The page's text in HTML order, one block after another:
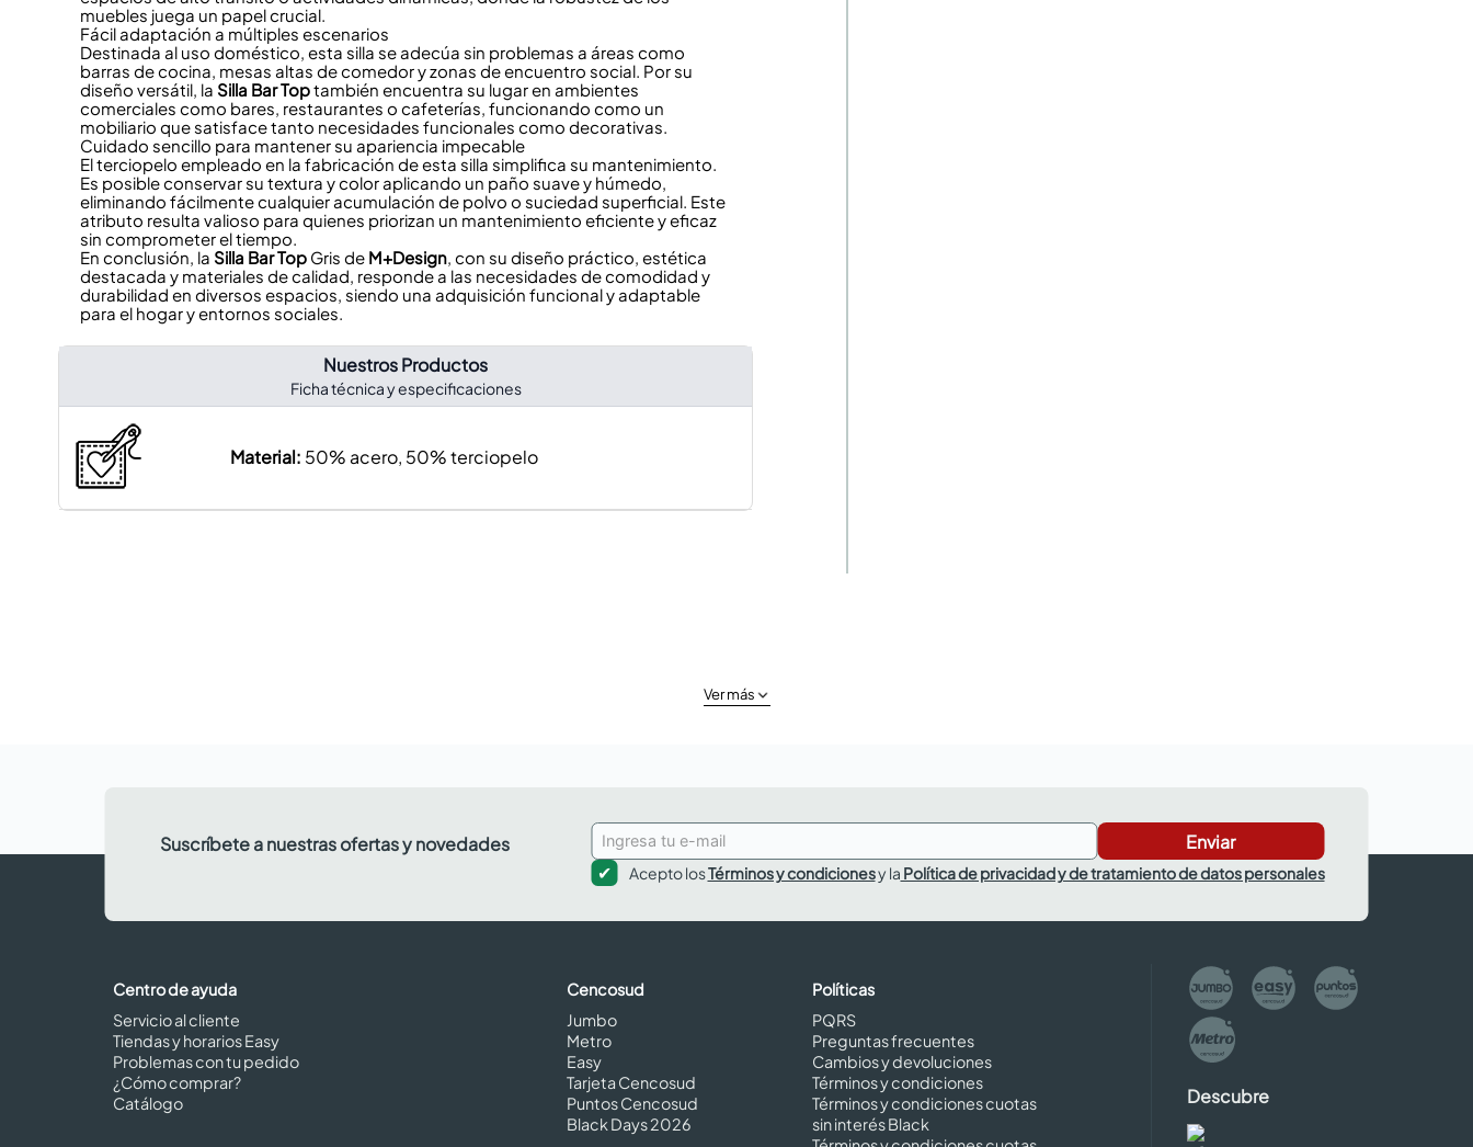
muebles juega un papel crucial.
Fácil adaptación a múltiples escenarios
Destinada al uso doméstico, esta silla se adecúa sin problemas a áreas como
barras de cocina, mesas altas de comedor y zonas de encuentro social. Por su
diseño versátil, la Silla Bar Toptambién encuentra su lugar en ambientes
comerciales como bares, restaurantes o cafeterías, funcionando como un
mobiliario que satisface tanto necesidades funcionales como decorativas.
Cuidado sencillo para mantener su apariencia impecable
El terciopelo empleado en la fabricación de esta silla simplifica su mantenimiento.
Es posible conservar su textura y color aplicando un paño suave y húmedo,
eliminando fácilmente cualquier acumulación de polvo o suciedad superficial. Este
atributo resulta valioso para quienes priorizan un mantenimiento eficiente y eficaz
sin comprometer el tiempo.
En conclusión, la Silla Bar Top Gris de M+Design, con su diseño práctico, estética
destacada y materiales de calidad, responde a las necesidades de comodidad y
durabilidad en diversos espacios, siendo una adquisición funcional y adaptable
para el hogar y entornos sociales.
Nuestros Productos
Ficha técnica y especificaciones
Material: 50% acero, 50% terciopelo
Ver más
Suscríbete a nuestras ofertas y novedades Enviar
Acepto losTérminos y condicionesy la Política de privacidad y de tratamiento de datos personales
Centro de ayuda
Servicio al cliente
Tiendas y horarios Easy
Problemas con tu pedido
¿Cómo comprar?
Catálogo
Cencosud
Jumbo
Metro
Easy
Tarjeta Cencosud
Puntos Cencosud
Black Days 2026
Políticas
PQRS
Preguntas frecuentes
Cambios y devoluciones
Términos y condiciones
Términos y condiciones cuotas
sin interés Black
Descubre